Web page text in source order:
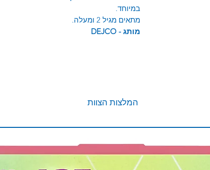
במיוחד.
מתאים מגיל 2 ומעלה.
מותג - DEJCO
המלצות הצוות